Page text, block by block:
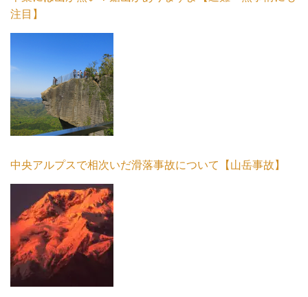
注目】
中央アルプスで相次いだ滑落事故について【山岳事故】